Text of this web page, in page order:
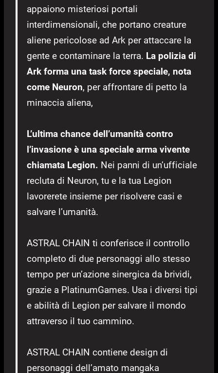
appaiono misteriosi portali
interdimensionali, che portano creature
aliene pericolose ad Ark per attaccare la
gente e contaminare la terra. La polizia di
Ark forma una task force speciale, nota
come Neuron, per affrontare di petto la
minaccia aliena,
L’ultima chance dell’umanità contro
l’invasione è una speciale arma vivente
chiamata Legion. Nei panni di un’ufficiale
recluta di Neuron, tu e la tua Legion
lavorerete insieme per risolvere casi e
salvare l’umanità.
ASTRAL CHAIN ti conferisce il controllo
completo di due personaggi allo stesso
tempo per un’azione sinergica da brividi,
grazie a PlatinumGames. Usa i diversi tipi
e abilità di Legion per salvare il mondo
attraverso il tuo cammino.
ASTRAL CHAIN contiene design di
personaggi dell’amato mangaka